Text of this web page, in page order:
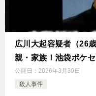
広川大起容疑者（26
親・家族！池袋ポケ
公開日： 2026年3月30日
殺人事件